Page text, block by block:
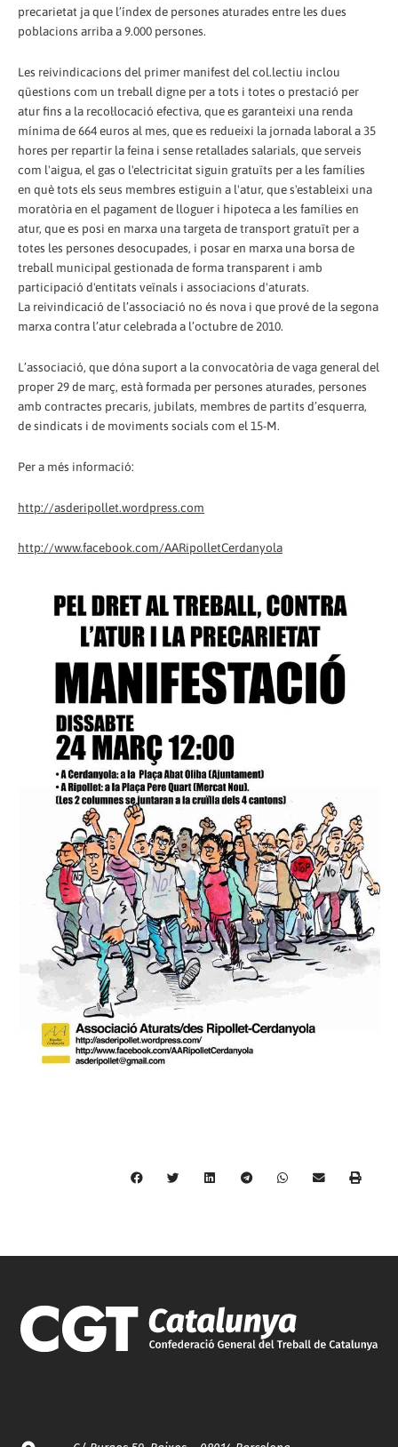
precarietat ja que l’índex de persones aturades entre les dues
poblacions arriba a 9.000 persones.
Les reivindicacions del primer manifest del col.lectiu inclou
qüestions com un treball digne per a tots i totes o prestació per
atur fins a la recol·locació efectiva, que es garanteixi una renda
mínima de 664 euros al mes, que es redueixi la jornada laboral a 35
hores per repartir la feina i sense retallades salarials, que serveis
com l'aigua, el gas o l'electricitat siguin gratuïts per a les famílies
en què tots els seus membres estiguin a l'atur, que s'estableixi una
moratòria en el pagament de lloguer i hipoteca a les famílies en
atur, que es posi en marxa una targeta de transport gratuït per a
totes les persones desocupades, i posar en marxa una borsa de
treball municipal gestionada de forma transparent i amb
participació d'entitats veïnals i associacions d'aturats.
La reivindicació de l’associació no és nova i que prové de la segona
marxa contra l’atur celebrada a l’octubre de 2010.
L’associació, que dóna suport a la convocatòria de vaga general del
proper 29 de març, està formada per persones aturades, persones
amb contractes precaris, jubilats, membres de partits d’esquerra,
de sindicats i de moviments socials com el 15-M.
Per a més informació:
http://asderipollet.wordpress.com
http://www.facebook.com/AARipolletCerdanyola